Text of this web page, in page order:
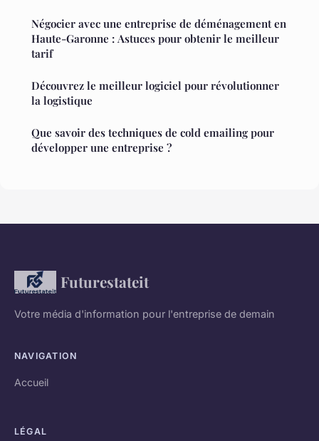
Négocier avec une entreprise de déménagement en
Haute-Garonne : Astuces pour obtenir le meilleur
tarif
Découvrez le meilleur logiciel pour révolutionner
la logistique
Que savoir des techniques de cold emailing pour
développer une entreprise ?
Futurestateit
Votre média d'information pour l'entreprise de demain
NAVIGATION
Accueil
LÉGAL